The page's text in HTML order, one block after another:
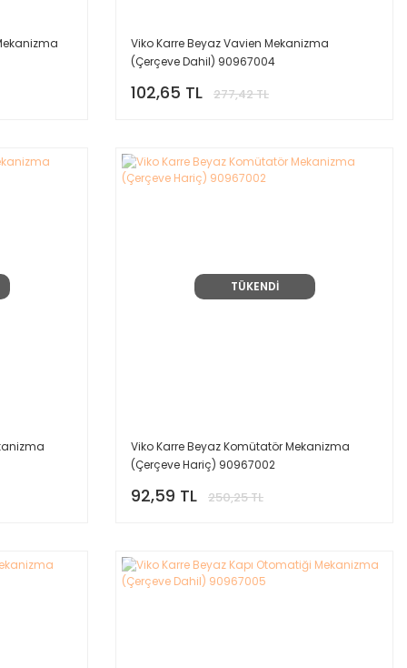
Viko Karre Beyaz Vavien Mekanizma
(Çerçeve Dahil) 90967004
102,65 TL 277,42 TL
TÜKENDİ
Viko Karre Beyaz Komütatör Mekanizma
(Çerçeve Hariç) 90967002
92,59 TL 250,25 TL